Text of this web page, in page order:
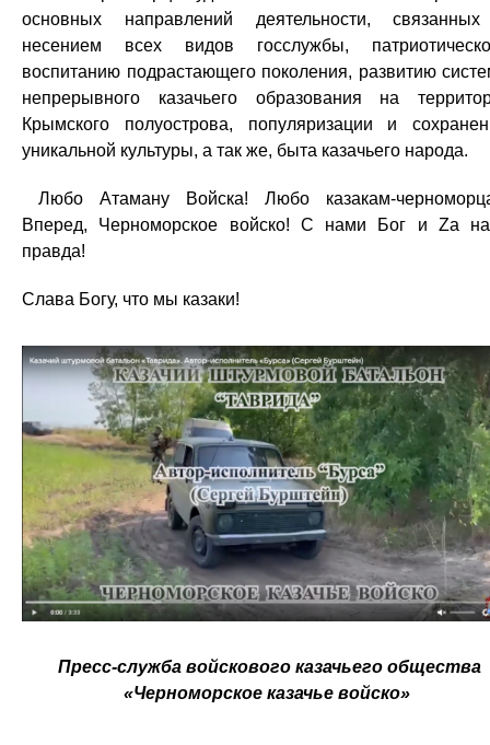
основных направлений деятельности,
несением всех видов госслужбы,
воспитанию подрастающего поколения, развитию
непрерывного казачьего образования на
Крымского полуострова, популяризации и
уникальной культуры, а так же, быта казачьего народа.
Любо Атаману Войска! Любо казакам-
Вперед, Черноморское войско! С нами Бог и Za
правда!
Слава Богу, что мы казаки!
Пресс-служба войскового казачьего общества
«Черноморское казачье войско»